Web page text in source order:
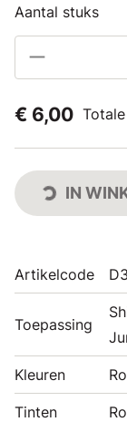
Aantal stuks
€ 6,00
IN
Artikelcode
Toepassing
Kleuren
Tinten